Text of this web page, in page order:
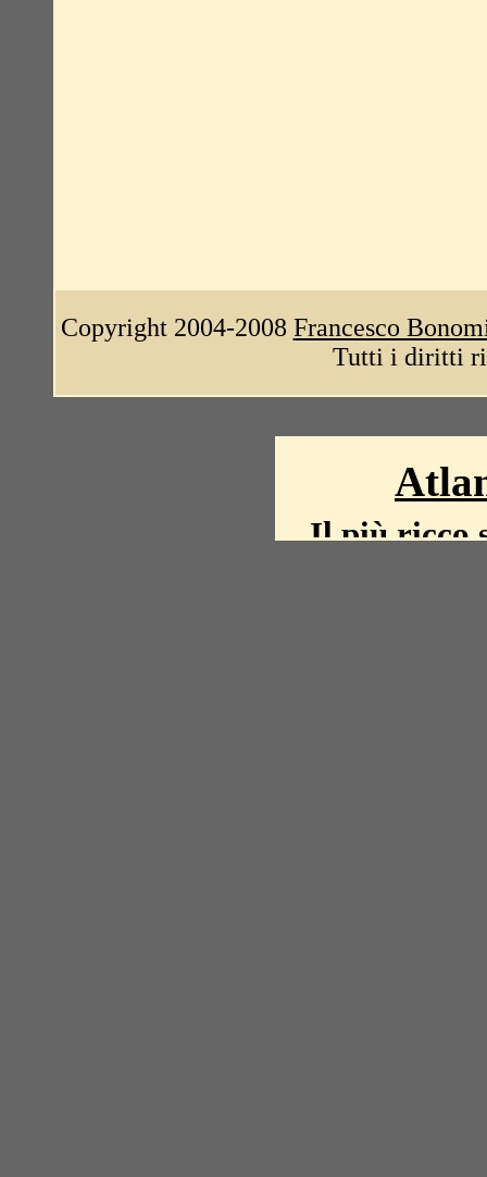
Copyright 2004-2008 Francesco
Tutti i diritti
Il più ricco